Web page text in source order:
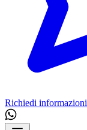
Richiedi informazioni